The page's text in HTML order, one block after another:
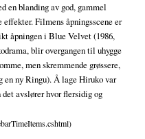
en blanding av god, gammel
Filmens åpningsscene er
åpningen i Blue Velvet (1986,
blir overgangen til uhygge
men skremmende grøssere,
en ny Ringu). Å lage Hiruko var
avslører hvor flersidig og